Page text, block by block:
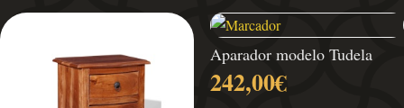
Aparador modelo Tudela
242,00€